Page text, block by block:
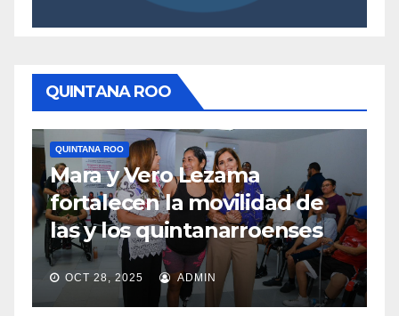
QUINTANA ROO
QUINTANA ROO
Mara y Vero Lezama
fortalecen la movilidad de
las y los quintanarroenses
OCT 28, 2025 ADMIN